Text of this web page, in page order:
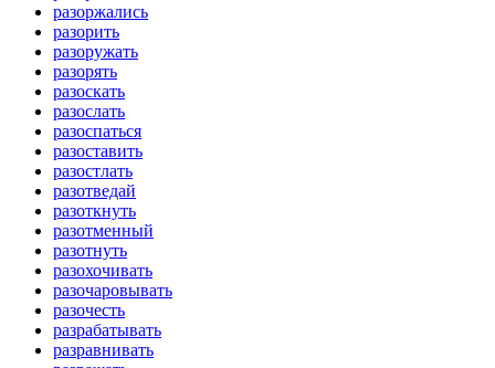
разоржались
разорить
разоружать
разорять
разоскать
разослать
разоспаться
разоставить
разостлать
разотведай
разоткнуть
разотменный
разотнуть
разохочивать
разочаровывать
разочесть
разрабатывать
разравнивать